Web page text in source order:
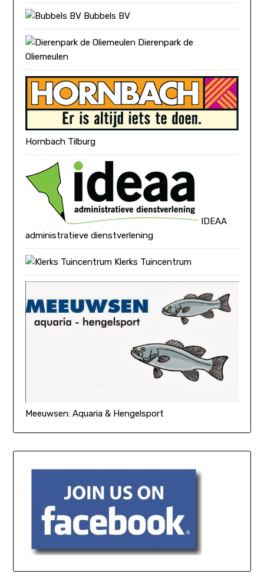
Bubbels BV
Dierenpark de
Oliemeulen
Hornbach Tilburg
IDEAA
administratieve dienstverlening
Klerks Tuincentrum
Meeuwsen: Aquaria & Hengelsport